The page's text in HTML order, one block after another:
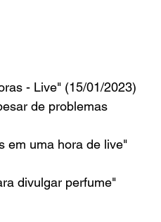
- Live" (15/01/2023)
de problemas
em uma hora de live"
divulgar perfume"